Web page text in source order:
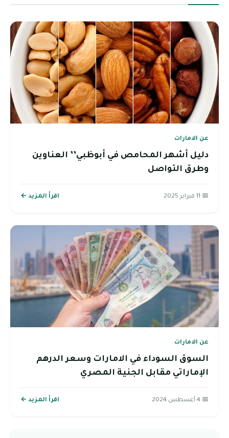
عن الامارات
دليل أشهر المحامص في أبوظبي’’ العناوين
وطرق التواصل
📅 11 فبراير 2025 اقرأ المزيد ←
عن الامارات
السوق السوداء في الامارات وسعر الدرهم
الإماراتي مقابل الجنية المصري
📅 4 أغسطس 2024 اقرأ المزيد ←